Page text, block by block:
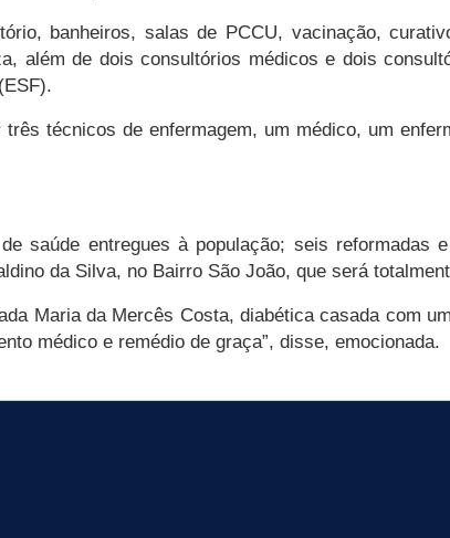
banheiros, salas de PCCU, vacinação,
além de dois consultórios médicos e dois
técnicos de enfermagem, um médico, um
saúde entregues à população; seis reformadas
da Silva, no Bairro São João, que será
Maria da Mercês Costa, diabética casada com
médico e remédio de graça”, disse, emocionada.